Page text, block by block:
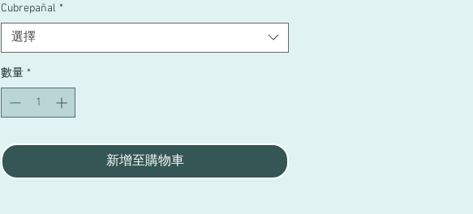
Cubrepañal *
選擇
數量 *
新增至購物車